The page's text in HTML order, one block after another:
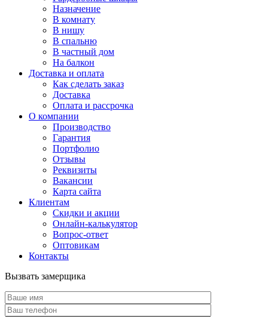
Назначение
В комнату
В нишу
В спальню
В частный дом
На балкон
Доставка и оплата
Как сделать заказ
Доставка
Оплата и рассрочка
О компании
Производство
Гарантия
Портфолио
Отзывы
Реквизиты
Вакансии
Карта сайта
Клиентам
Скидки и акции
Онлайн-калькулятор
Вопрос-ответ
Оптовикам
Контакты
Вызвать замерщика